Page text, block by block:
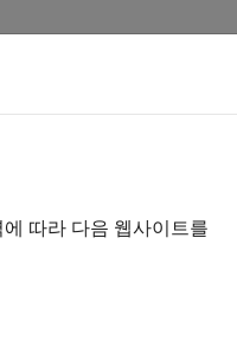
따라 다음 웹사이트를